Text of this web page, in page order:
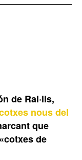
de Ral·lis,
nous del
que
de